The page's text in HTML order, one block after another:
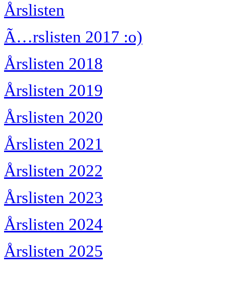
Årslisten
Ã…rslisten 2017 :o)
Årslisten 2018
Årslisten 2019
Årslisten 2020
Årslisten 2021
Årslisten 2022
Årslisten 2023
Årslisten 2024
Årslisten 2025